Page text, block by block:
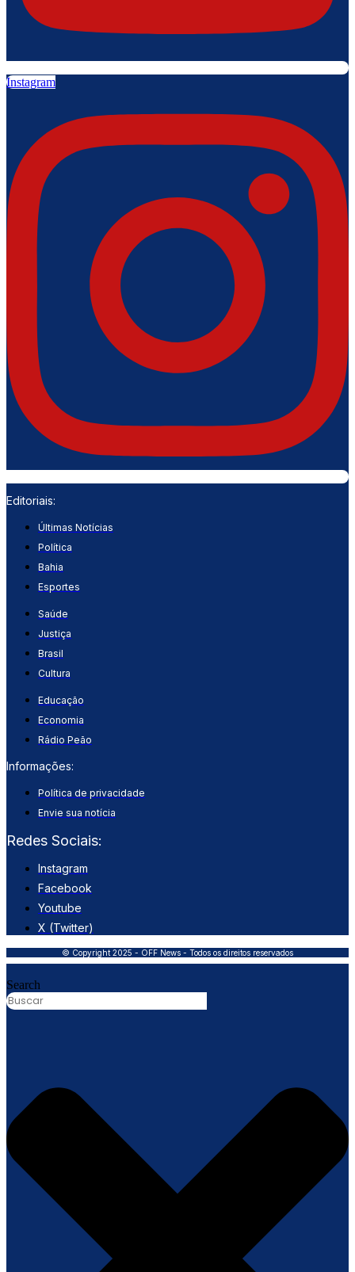
Instagram
Editoriais:
Últimas Notícias
Política
Bahia
Esportes
Saúde
Justiça
Brasil
Cultura
Educação
Economia
Rádio Peão
Informações:
Política de privacidade
Envie sua notícia
Redes Sociais:
Instagram
Facebook
Youtube
X (Twitter)
© Copyright 2025 - OFF News - Todos os direitos reservados
Search